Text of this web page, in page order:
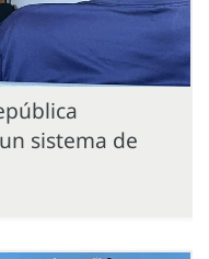
sistema de